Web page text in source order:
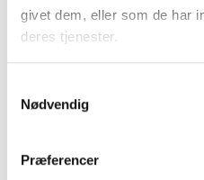
givet dem, eller som de har
deres tjenester.
Nødvendig
Præferencer
Nye krav om
ejendomme skal være
Ansvar for